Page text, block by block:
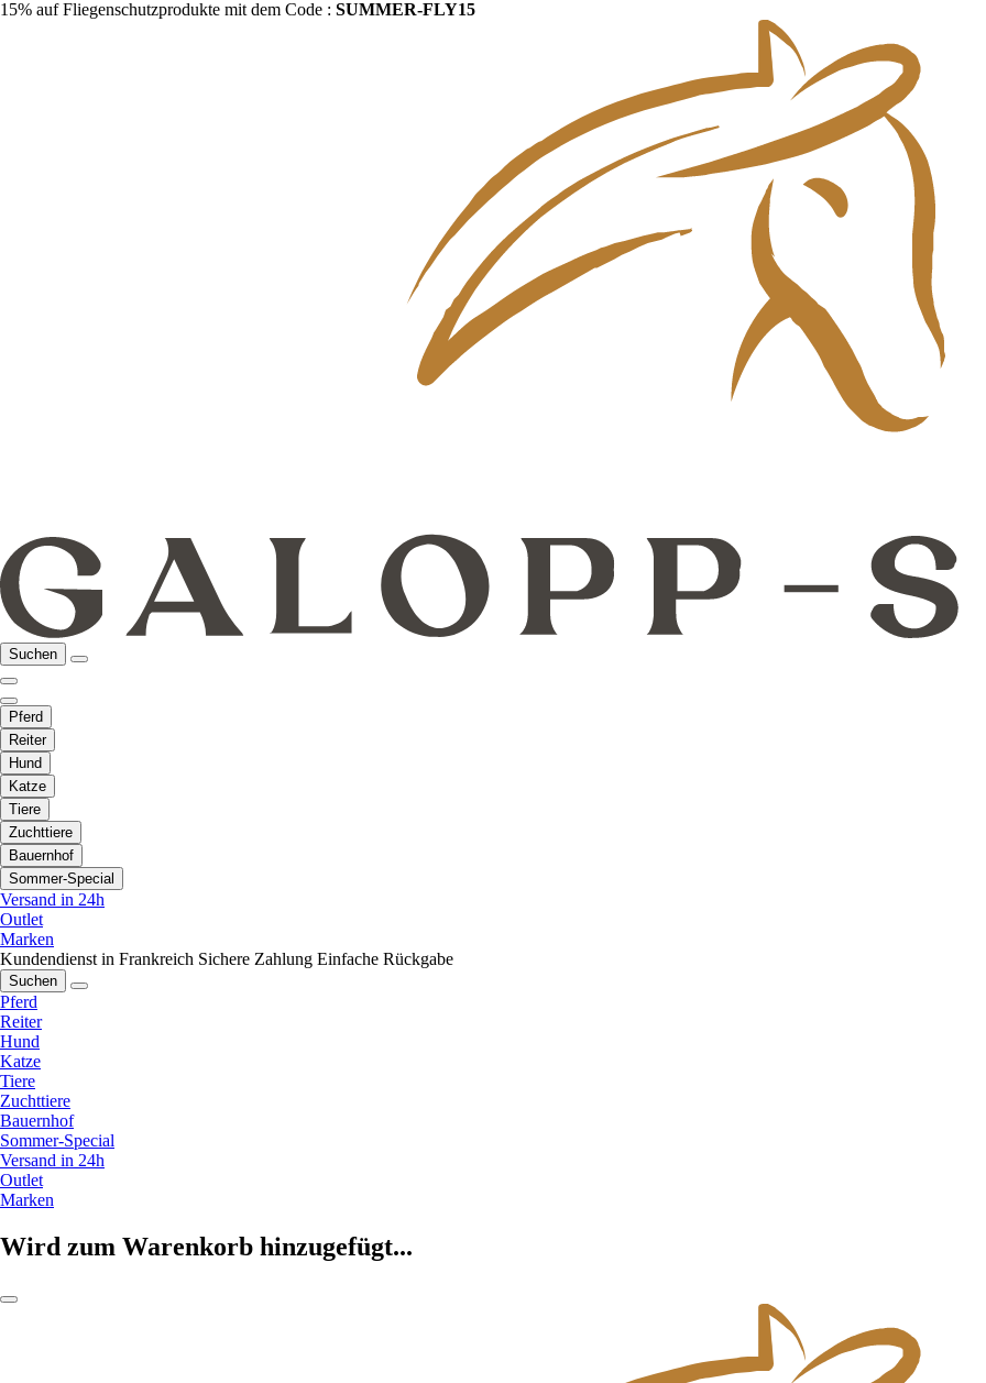
15% auf Fliegenschutzprodukte mit dem Code : SUMMER-FLY15
Suchen
Pferd
Reiter
Hund
Katze
Tiere
Zuchttiere
Bauernhof
Sommer-Special
Versand in 24h
Outlet
Marken
Kundendienst in Frankreich Sichere Zahlung Einfache Rückgabe
Suchen
Pferd
Reiter
Hund
Katze
Tiere
Zuchttiere
Bauernhof
Sommer-Special
Versand in 24h
Outlet
Marken
Wird zum Warenkorb hinzugefügt...